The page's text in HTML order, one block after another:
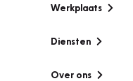
Werkplaats
Diensten
Over ons